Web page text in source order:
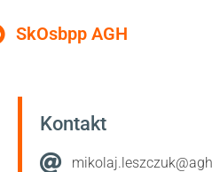
SkOsbpp AGH
Kontakt